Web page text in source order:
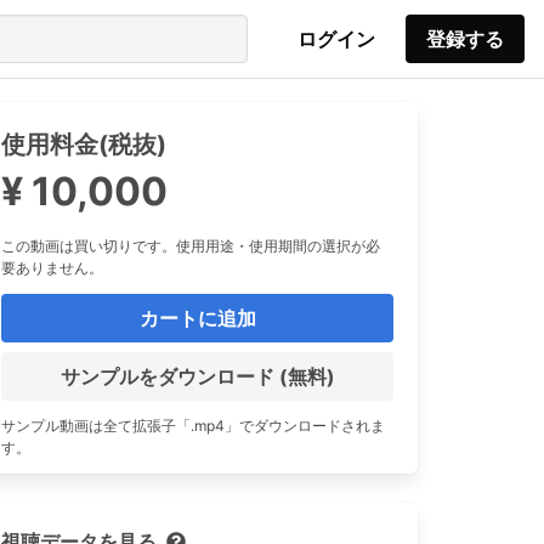
ログイン 登録する
使用料金(税抜)
¥ 10,000
この動画は買い切りです。使用用途・使用期間の選択が必
要ありません。
カートに追加
サンプルをダウンロード (無料)
サンプル動画は全て拡張子「.mp4」でダウンロードされま
す。